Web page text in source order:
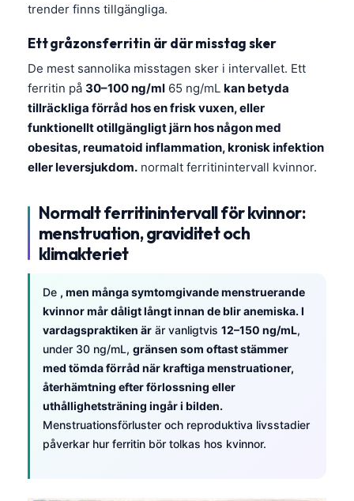
trender finns tillgängliga.
Ett gråzonsferritin är där misstag sker
De mest sannolika misstagen sker i intervallet. Ett
ferritin på 30–100 ng/ml 65 ng/mL kan betyda
tillräckliga förråd hos en frisk vuxen, eller
funktionellt otillgängligt järn hos någon med
obesitas, reumatoid inflammation, kronisk infektion
eller leversjukdom. normalt ferritinintervall kvinnor.
Normalt ferritinintervall för kvinnor:
menstruation, graviditet och
klimakteriet
De , men många symtomgivande menstruerande
kvinnor mår dåligt långt innan de blir anemiska. I
vardagspraktiken är är vanligtvis 12–150 ng/mL,
under 30 ng/mL, gränsen som oftast stämmer
med tömda förråd när kraftiga menstruationer,
återhämtning efter förlossning eller
uthållighetsträning ingår i bilden.
Menstruationsförluster och reproduktiva livsstadier
påverkar hur ferritin bör tolkas hos kvinnor.
मराठी
తెలుగు
தமிழ்
ગુજરાતી
ಕನ್ನಡ
മലയാളം
Tiếng Việt
Tagalog
ဗမာစာ
ភាសាខ្មែរ
Kiswahili
አማርኛ
Українська
O‘zbekcha
Català